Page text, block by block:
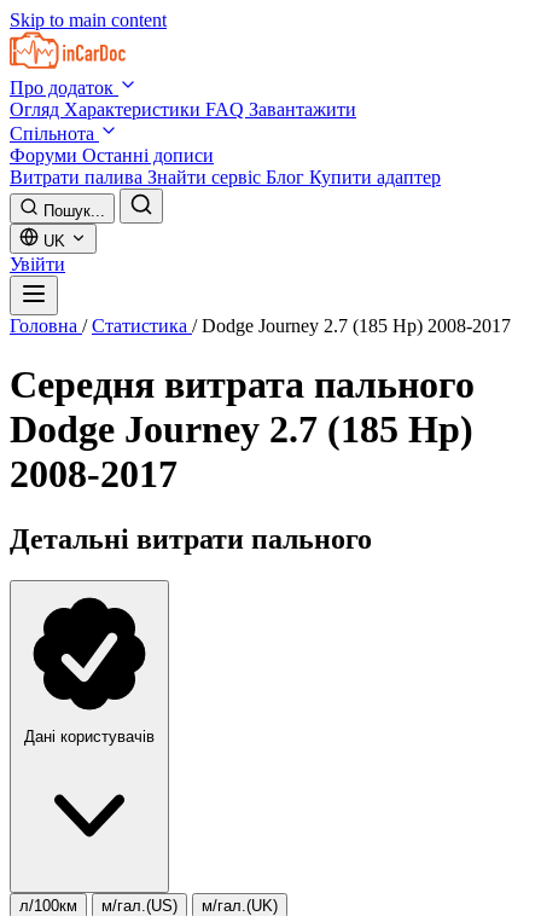
Skip to main content
Про додаток
Огляд Характеристики FAQ Завантажити
Спільнота
Форуми Останні дописи
Витрати палива Знайти сервіс Блог Купити адаптер
Пошук...
UK
Увійти
Головна / Статистика / Dodge Journey 2.7 (185 Hp) 2008-2017
Середня витрата пального
Dodge Journey 2.7 (185 Hp)
2008-2017
Детальні витрати пального
Дані користувачів
л/100км м/гал.(US) м/гал.(UK)